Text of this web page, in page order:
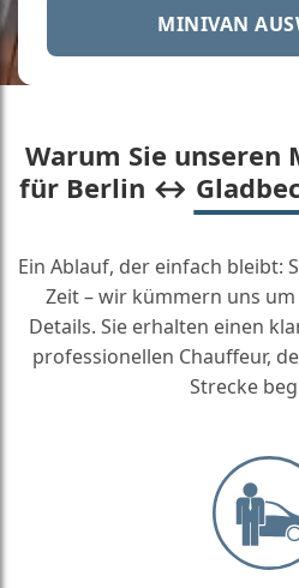
MINIVAN
Warum Sie unseren
für Berlin ↔
Ein Ablauf, der einfach bleibt:
Zeit – wir kümmern uns
Details. Sie erhalten einen
professionellen Chauffeur,
Strecke